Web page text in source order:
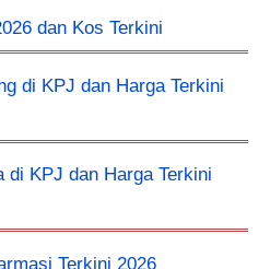
dan Kos Terkini
di KPJ dan Harga Terkini
di KPJ dan Harga Terkini
Terkini 2026